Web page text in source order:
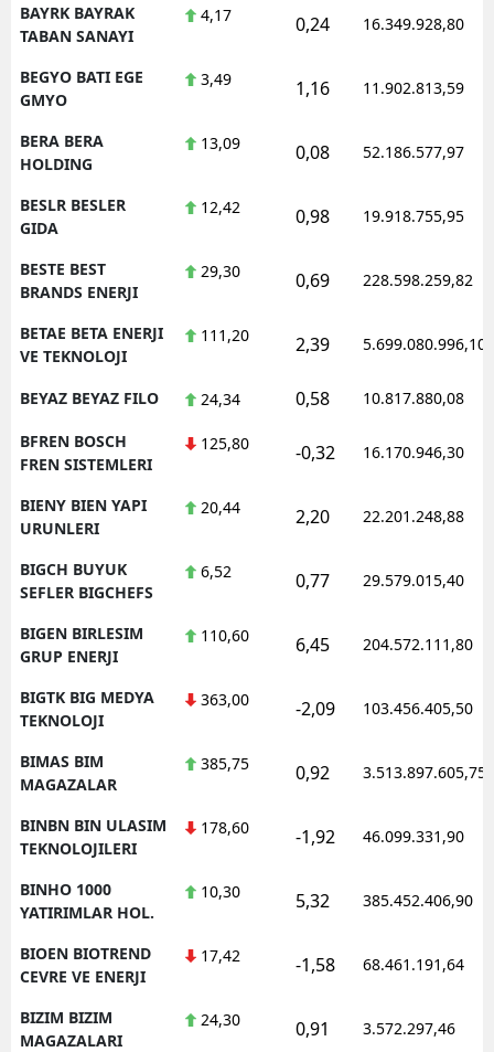
BAYRK BAYRAK
TABAN SANAYI
4,17 0,24 16.349.928,80
BEGYO BATI EGE
GMYO
3,49 1,16 11.902.813,59
BERA BERA
HOLDING
13,09 0,08 52.186.577,97
BESLR BESLER
GIDA
12,42 0,98 19.918.755,95
BESTE BEST
BRANDS ENERJI
29,30 0,69 228.598.259,82
BETAE BETA ENERJI
VE TEKNOLOJI
111,20 2,39 5.699.080.996,10
BEYAZ BEYAZ FILO 24,34 0,58 10.817.880,08
BFREN BOSCH
FREN SISTEMLERI
125,80 -0,32 16.170.946,30
BIENY BIEN YAPI
URUNLERI
20,44 2,20 22.201.248,88
BIGCH BUYUK
SEFLER BIGCHEFS
6,52 0,77 29.579.015,40
BIGEN BIRLESIM
GRUP ENERJI
110,60 6,45 204.572.111,80
BIGTK BIG MEDYA
TEKNOLOJI
363,00 -2,09 103.456.405,50
BIMAS BIM
MAGAZALAR
385,75 0,92 3.513.897.605,75
BINBN BIN ULASIM
TEKNOLOJILERI
178,60 -1,92 46.099.331,90
BINHO 1000
YATIRIMLAR HOL.
10,30 5,32 385.452.406,90
BIOEN BIOTREND
CEVRE VE ENERJI
17,42 -1,58 68.461.191,64
BIZIM BIZIM
MAGAZALARI
24,30 0,91 3.572.297,46